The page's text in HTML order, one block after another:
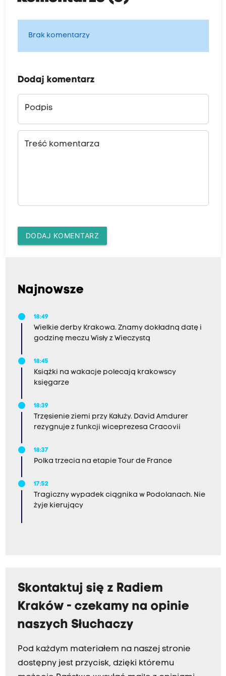
Brak komentarzy
Dodaj komentarz
Podpis
Treść komentarza
DODAJ KOMENTARZ
Najnowsze
18:49
Wielkie derby Krakowa. Znamy dokładną datę i
godzinę meczu Wisły z Wieczystą
18:45
Książki na wakacje polecają krakowscy
księgarze
18:39
Trzęsienie ziemi przy Kałuży. David Amdurer
rezygnuje z funkcji wiceprezesa Cracovii
18:37
Polka trzecia na etapie Tour de France
17:52
Tragiczny wypadek ciągnika w Podolanach. Nie
żyje kierujący
Skontaktuj się z Radiem
Kraków - czekamy na opinie
naszych Słuchaczy
Pod każdym materiałem na naszej stronie
dostępny jest przycisk, dzięki któremu